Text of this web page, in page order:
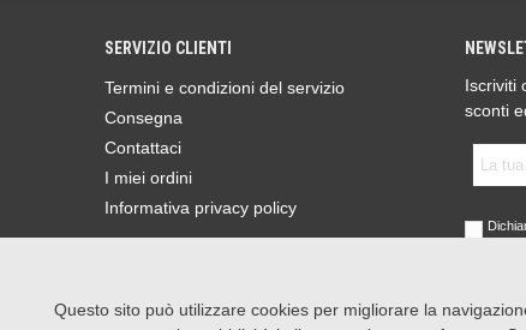
SERVIZIO CLIENTI
Termini e condizioni del servizio
Consegna
Contattaci
I miei ordini
Informativa privacy policy
Iscriviti
sconti
2016
Leggi
Questo sito può utilizzare cookies per migliorare la